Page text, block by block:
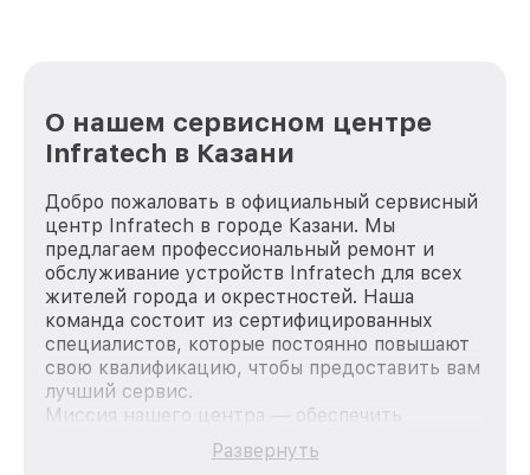
О нашем сервисном центре
Infratech в Казани
Добро пожаловать в официальный сервисный
центр Infratech в городе Казани. Мы
предлагаем профессиональный ремонт и
обслуживание устройств Infratech для всех
жителей города и окрестностей. Наша
команда состоит из сертифицированных
специалистов, которые постоянно повышают
свою квалификацию, чтобы предоставить вам
лучший сервис.
Миссия нашего центра — обеспечить
качественный и доступный ремонт для
каждого пользователя продукции Infratech,
Развернуть